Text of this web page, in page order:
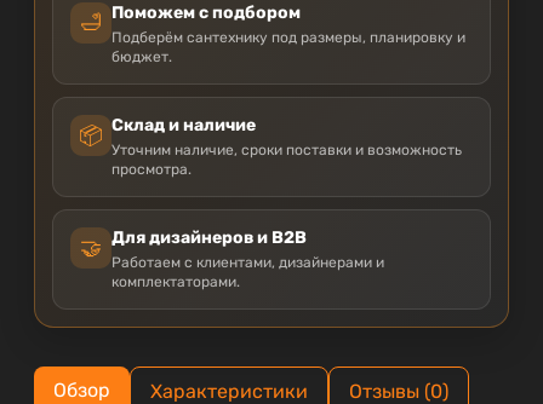
🛁 Поможем с подбором
Подберём сантехнику под размеры, планировку и
бюджет.
📦 Склад и наличие
Уточним наличие, сроки поставки и возможность
просмотра.
🤝 Для дизайнеров и B2B
Работаем с клиентами, дизайнерами и
комплектаторами.
Обзор Характеристики Отзывы (0)